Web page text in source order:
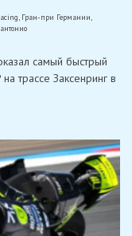
, Гран-при Германии
самый быстрый
трассе Заксенринг в